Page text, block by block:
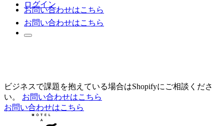
ログイン
お問い合わせはこちら
お問い合わせはこちら
ビジネスで課題を抱えている場合はShopifyにご相談くださ
い。
お問い合わせはこちら
お問い合わせはこちら